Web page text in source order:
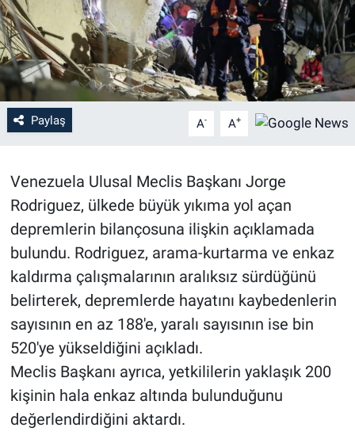
Paylaş A- A+
Venezuela Ulusal Meclis Başkanı Jorge
Rodriguez, ülkede büyük yıkıma yol açan
depremlerin bilançosuna ilişkin açıklamada
bulundu. Rodriguez, arama-kurtarma ve enkaz
kaldırma çalışmalarının aralıksız sürdüğünü
belirterek, depremlerde hayatını kaybedenlerin
sayısının en az 188'e, yaralı sayısının ise bin
520'ye yükseldiğini açıkladı.
Meclis Başkanı ayrıca, yetkililerin yaklaşık 200
kişinin hala enkaz altında bulunduğunu
değerlendirdiğini aktardı.